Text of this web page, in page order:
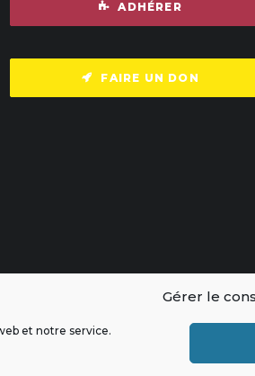
Gérer le
et notre service.
ADHÉRER
FAIRE UN DON
sous licence